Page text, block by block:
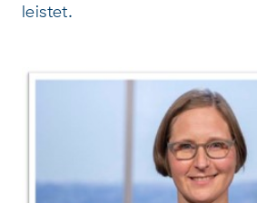
leistet.